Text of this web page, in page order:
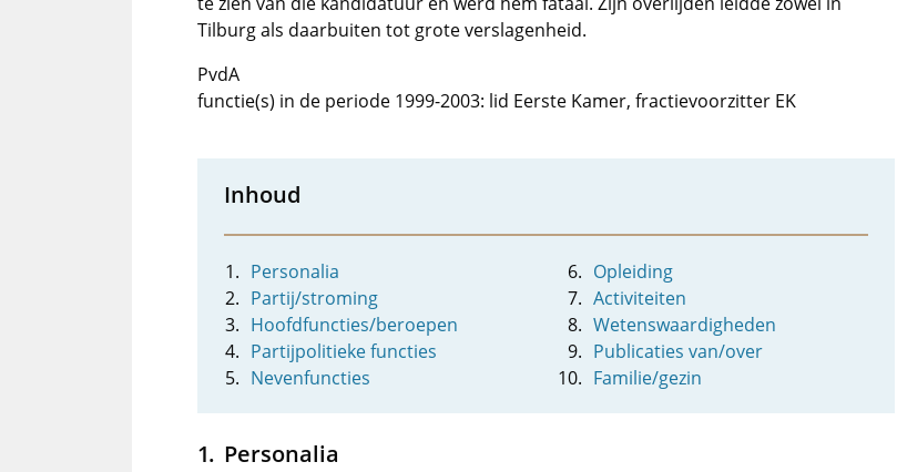
Tilburg als daarbuiten tot grote verslagenheid.
PvdA
functie(s) in de periode 1999-2003: lid Eerste Kamer, fractievoorzitter EK
Inhoud
Personalia
Partij/stroming
Hoofdfuncties/beroepen
Partijpolitieke functies
Nevenfuncties
Opleiding
Activiteiten
Wetenswaardigheden
Publicaties van/over
Familie/gezin
Personalia